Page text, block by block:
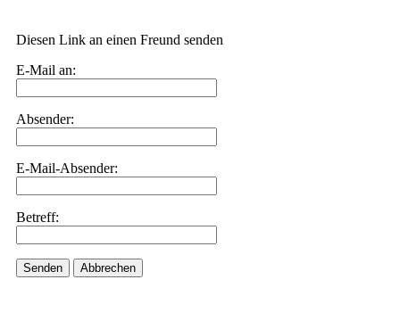
Diesen Link an einen Freund senden
E-Mail an:
Absender:
E-Mail-Absender:
Betreff:
Senden Abbrechen